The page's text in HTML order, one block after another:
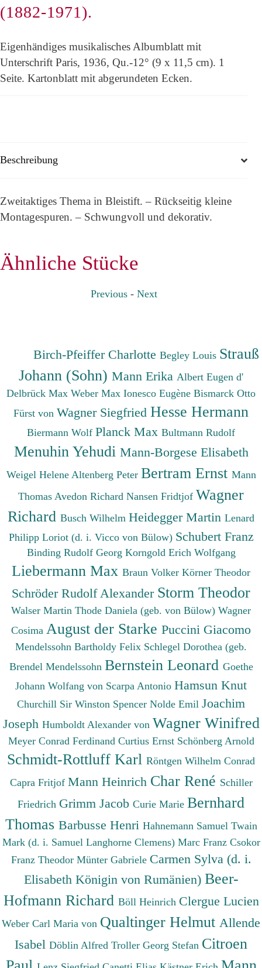
(1882-1971).
Eigenhändiges musikalisches Albumblatt mit
Unterschrift Paris, 1936, Qu.-12° (9 x 11,5 cm). 1
Seite. Kartonblatt mit abgerundeten Ecken.
Beschreibung
Zweitaktiges Thema in Bleistift. – Rückseitig kleine
Montagespuren. – Schwungvoll und dekorativ.
Ähnliche Stücke
Previous- Next
Birch-Pfeiffer CharlotteBegley Louis Strauß
Johann (Sohn) Mann Erika Albert Eugen d'
Delbrück Max Weber Max Ionesco Eugène Bismarck Otto
Fürst von Wagner Siegfried Hesse Hermann
Biermann Wolf Planck Max Bultmann Rudolf
Menuhin Yehudi Mann-Borgese Elisabeth
Weigel Helene Altenberg Peter Bertram Ernst Mann
Thomas Avedon Richard Nansen Fridtjof Wagner
Richard Busch Wilhelm Heidegger Martin Lenard
Philipp Loriot (d. i. Vicco von Bülow) Schubert Franz
Binding Rudolf Georg Korngold Erich Wolfgang
Liebermann Max Braun Volker Körner Theodor
Schröder Rudolf Alexander Storm Theodor
Walser Martin Thode Daniela (geb. von Bülow) Wagner
Cosima August der Starke Puccini Giacomo
Mendelssohn Bartholdy Felix Schlegel Dorothea (geb.
Brendel Mendelssohn Bernstein Leonard Goethe
Johann Wolfang von Scarpa Antonio Hamsun Knut
Churchill Sir Winston Spencer Nolde Emil Joachim
Joseph Humboldt Alexander von Wagner Winifred
Meyer Conrad Ferdinand Curtius Ernst Schönberg Arnold
Schmidt-Rottluff Karl Röntgen Wilhelm Conrad
Capra Fritjof Mann Heinrich Char René Schiller
Friedrich Grimm Jacob Curie Marie Bernhard
Thomas Barbusse Henri Hahnemann Samuel Twain
Mark (d. i. Samuel Langhorne Clemens) Marc Franz Csokor
Franz Theodor Münter Gabriele Carmen Sylva (d. i.
Elisabeth Königin von Rumänien) Beer-
Hofmann Richard Böll Heinrich Clergue Lucien
Weber Carl Maria von Qualtinger Helmut Allende
Isabel Döblin Alfred Troller Georg Stefan Citroen